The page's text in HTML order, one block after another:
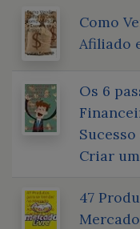
Como
Afiliado
Os 6
Criar
47